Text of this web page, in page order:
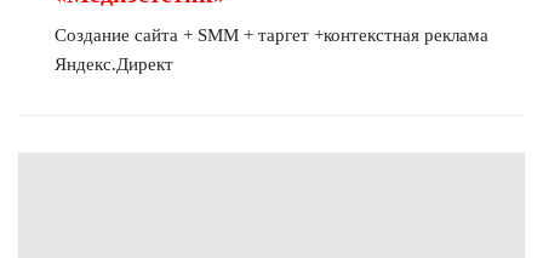
Создание сайта + SMM + таргет +контекстная реклама
Яндекс.Директ